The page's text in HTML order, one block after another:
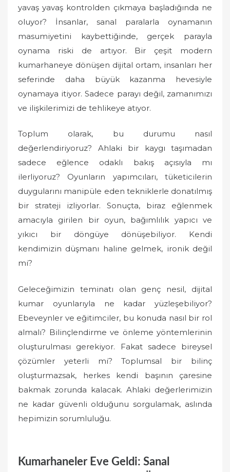
yavaş yavaş kontrolden çıkmaya başladığında ne
oluyor? İnsanlar, sanal paralarla oynamanın
masumiyetini kaybettiğinde, gerçek parayla
oynama riski de artıyor. Bir çeşit modern
kumarhaneye dönüşen dijital ortam, insanları her
seferinde daha büyük kazanma hevesiyle
oynamaya itiyor. Sadece parayı değil, zamanımızı
ve ilişkilerimizi de tehlikeye atıyor.
Toplum olarak, bu durumu nasıl
değerlendiriyoruz? Ahlaki bir kaygı taşımadan
sadece eğlence odaklı bakış açısıyla mı
ilerliyoruz? Oyunların yapımcıları, tüketicilerin
duygularını manipüle eden tekniklerle donatılmış
bir strateji izliyorlar. Sonuçta, biraz eğlenmek
amacıyla girilen bir oyun, bağımlılık yapıcı ve
yıkıcı bir döngüye dönüşebiliyor. Kendi
kendimizin düşmanı haline gelmek, ironik değil
mi?
Geleceğimizin teminatı olan genç nesil, dijital
kumar oyunlarıyla ne kadar yüzleşebiliyor?
Ebeveynler ve eğitimciler, bu konuda nasıl bir rol
almalı? Bilinçlendirme ve önleme yöntemlerinin
oluşturulması gerekiyor. Fakat sadece bireysel
çözümler yeterli mi? Toplumsal bir bilinç
oluşturmazsak, herkes kendi başının çaresine
bakmak zorunda kalacak. Ahlaki değerlerimizin
ne kadar güvenli olduğunu sorgulamak, aslında
hepimizin sorumluluğu.
Kumarhaneler Eve Geldi: Sanal